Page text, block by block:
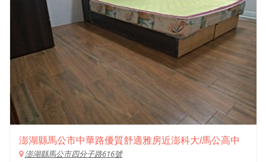
澎湖縣馬公市中華路優質舒適雅房近澎科大/馬公高中
澎湖縣馬公市四分子路616號